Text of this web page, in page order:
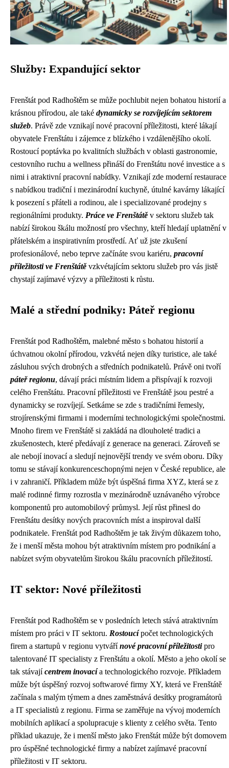
Služby: Expandující sektor
Frenštát pod Radhoštěm se může pochlubit nejen bohatou historií a
krásnou přírodou, ale také dynamicky se rozvíjejícím sektorem
služeb. Právě zde vznikají nové pracovní příležitosti, které lákají
obyvatele Frenštátu i zájemce z blízkého i vzdálenějšího okolí.
Rostoucí poptávka po kvalitních službách v oblasti gastronomie,
cestovního ruchu a wellness přináší do Frenštátu nové investice a s
nimi i atraktivní pracovní nabídky. Vznikají zde moderní restaurace
s nabídkou tradiční i mezinárodní kuchyně, útulné kavárny lákající
k posezení s přáteli a rodinou, ale i specializované prodejny s
regionálními produkty. Práce ve Frenštátěv sektoru služeb tak
nabízí širokou škálu možností pro všechny, kteří hledají uplatnění v
přátelském a inspirativním prostředí. Ať už jste zkušení
profesionálové, nebo teprve začínáte svou kariéru, pracovní
příležitosti ve Frenštátěvzkvétajícím sektoru služeb pro vás jistě
chystají zajímavé výzvy a příležitosti k růstu.
Malé a střední podniky: Páteř regionu
Frenštát pod Radhoštěm, malebné město s bohatou historií a
úchvatnou okolní přírodou, vzkvétá nejen díky turistice, ale také
zásluhou svých drobných a středních podnikatelů. Právě oni tvoří
páteř regionu, dávají práci místním lidem a přispívají k rozvoji
celého Frenštátu. Pracovní příležitosti ve Frenštátě jsou pestré a
dynamicky se rozvíjejí. Setkáme se zde s tradičními řemesly,
strojírenskými firmami i moderními technologickými společnostmi.
Mnoho firem ve Frenštátě si zakládá na dlouholeté tradici a
zkušenostech, které předávají z generace na generaci. Zároveň se
ale nebojí inovací a sledují nejnovější trendy ve svém oboru. Díky
tomu se stávají konkurenceschopnými nejen v České republice, ale
i v zahraničí. Příkladem může být úspěšná firma XYZ, která se z
malé rodinné firmy rozrostla v mezinárodně uznávaného výrobce
komponentů pro automobilový průmysl. Její růst přinesl do
Frenštátu desítky nových pracovních míst a inspiroval další
podnikatele. Frenštát pod Radhoštěm je tak živým důkazem toho,
že i menší města mohou být atraktivním místem pro podnikání a
nabízet svým obyvatelům širokou škálu pracovních příležitostí.
IT sektor: Nové příležitosti
Frenštát pod Radhoštěm se v posledních letech stává atraktivním
místem pro práci v IT sektoru. Rostoucípočet technologických
firem a startupů v regionu vytvářínové pracovní příležitostipro
talentované IT specialisty z Frenštátu a okolí. Město a jeho okolí se
tak stávajícentrem inovacía technologického rozvoje. Příkladem
může být úspěšný rozvoj softwarové firmy XY, která ve Frenštátě
začínala s malým týmem a dnes zaměstnává desítky programátorů
a IT specialistů z regionu. Firma se zaměřuje na vývoj moderních
mobilních aplikací a spolupracuje s klienty z celého světa. Tento
příklad ukazuje, že i menší město jako Frenštát může být domovem
pro úspěšné technologické firmy a nabízet zajímavé pracovní
příležitosti v IT sektoru.